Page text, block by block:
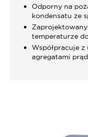
Odporny na
kondensatu ze
temperaturze
Współpracuje
agregatami